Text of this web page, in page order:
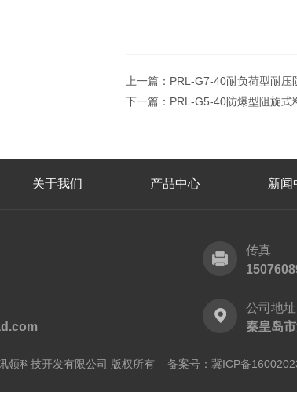
上一篇： PRL-G7-40耐负荷型耐压
下一篇： PRL-G5-40防爆型阻旋式
关于我们 产品中心 新闻
传真
公司地址
秦皇岛
领科技开发有限公司 版权所有 备案号：冀ICP备